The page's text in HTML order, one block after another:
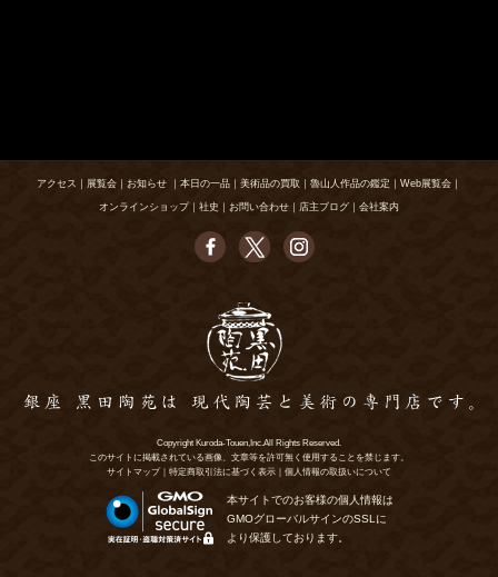
アクセス ｜ 展覧会 ｜ お知らせ ｜ 本日の一品 ｜ 美術品の買取 ｜ 魯山人作品の鑑定 ｜ Web展覧会 ｜
オンラインショップ｜ 社史 ｜ お問い合わせ ｜ 店主ブログ ｜ 会社案内
Copyright Kuroda-Touen,Inc.All Rights Reserved.
このサイトに掲載されている画像、文章等を許可無く使用することを禁じます。
サイトマップ ｜ 特定商取引法に基づく表示 ｜ 個人情報の取扱いについて
本サイトでのお客様の個人情報は
GMOグローバルサインのSSLに
より保護しております。